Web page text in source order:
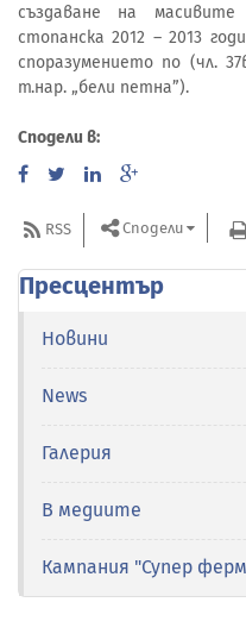
създаване на
стопанска 2012 – 2013
споразумението по (чл.
т.нар. „бели петна”).
Сподели в:
RSS Сподели
Пресцентър
Новини
News
Галерия
В медиите
Кампания "Супер